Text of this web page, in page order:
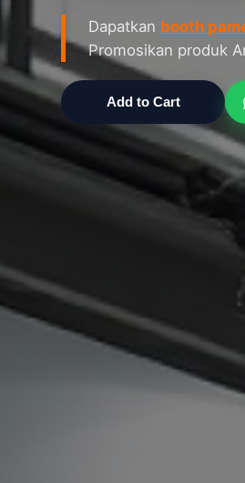
Dapatkan booth
Promosikan produk
Add to Cart